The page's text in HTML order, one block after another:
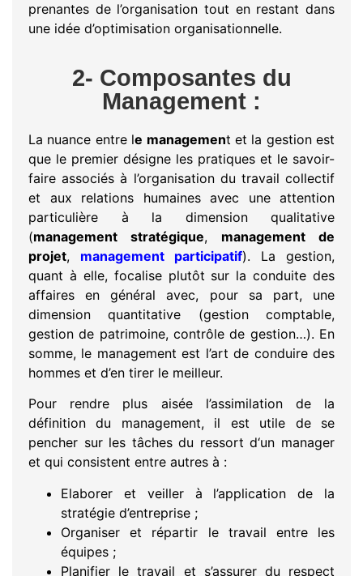
prenantes de l’organisation tout en restant dans
une idée d’optimisation organisationnelle.
2- Composantes du
Management :
La nuance entre le management et la gestion est
que le premier désigne les pratiques et le savoir-
faire associés à l’organisation du travail collectif
et aux relations humaines avec une attention
particulière à la dimension qualitative
(management stratégique, management de
projet, management participatif). La gestion,
quant à elle, focalise plutôt sur la conduite des
affaires en général avec, pour sa part, une
dimension quantitative (gestion comptable,
gestion de patrimoine, contrôle de gestion…). En
somme, le management est l’art de conduire des
hommes et d’en tirer le meilleur.
Pour rendre plus aisée l’assimilation de la
définition du management, il est utile de se
pencher sur les tâches du ressort d‘un manager
et qui consistent entre autres à :
Elaborer et veiller à l’application de la
stratégie d’entreprise ;
Organiser et répartir le travail entre les
équipes ;
Planifier le travail et s’assurer du respect